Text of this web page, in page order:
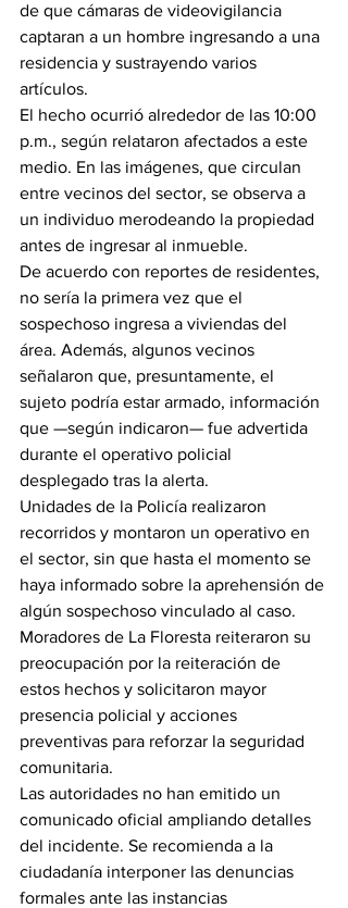
de que cámaras de videovigilancia
captaran a un hombre ingresando a una
residencia y sustrayendo varios
artículos.
El hecho ocurrió alrededor de las 10:00
p.m., según relataron afectados a este
medio. En las imágenes, que circulan
entre vecinos del sector, se observa a
un individuo merodeando la propiedad
antes de ingresar al inmueble.
De acuerdo con reportes de residentes,
no sería la primera vez que el
sospechoso ingresa a viviendas del
área. Además, algunos vecinos
señalaron que, presuntamente, el
sujeto podría estar armado, información
que —según indicaron— fue advertida
durante el operativo policial
desplegado tras la alerta.
Unidades de la Policía realizaron
recorridos y montaron un operativo en
el sector, sin que hasta el momento se
haya informado sobre la aprehensión de
algún sospechoso vinculado al caso.
Moradores de La Floresta reiteraron su
preocupación por la reiteración de
estos hechos y solicitaron mayor
presencia policial y acciones
preventivas para reforzar la seguridad
comunitaria.
Las autoridades no han emitido un
comunicado oficial ampliando detalles
del incidente. Se recomienda a la
ciudadanía interponer las denuncias
formales ante las instancias